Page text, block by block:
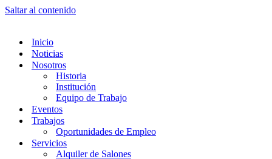
Saltar al contenido
Inicio
Noticias
Nosotros
Historia
Institución
Equipo de Trabajo
Eventos
Trabajos
Oportunidades de Empleo
Servicios
Alquiler de Salones